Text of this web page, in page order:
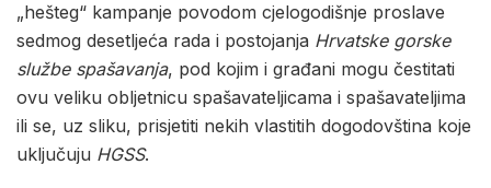
„hešteg“ kampanje povodom cjelogodišnje proslave
sedmog desetljeća rada i postojanja Hrvatske gorske
službe spašavanja, pod kojim i građani mogu čestitati
ovu veliku obljetnicu spašavateljicama i spašavateljima
ili se, uz sliku, prisjetiti nekih vlastitih dogodovština koje
uključuju HGSS.